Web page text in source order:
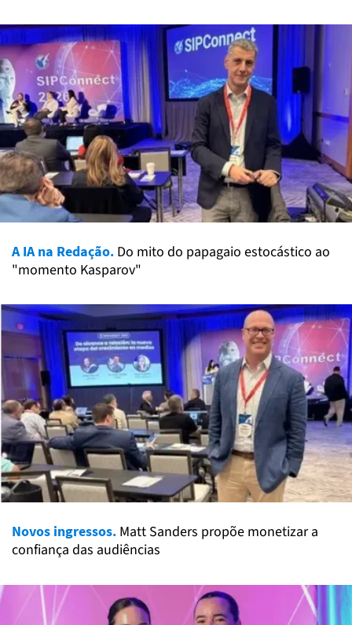
A IA na Redação. Do mito do papagaio estocástico ao
"momento Kasparov"
Novos ingressos. Matt Sanders propõe monetizar a
confiança das audiências